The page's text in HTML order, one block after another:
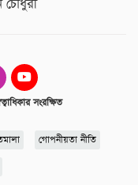
চৌধুরী
সংরক্ষিত
গোপনীয়তা নীতি